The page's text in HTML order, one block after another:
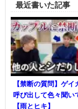
最近書いた記事
【禁断の質問】ゲイ
呼び出して色々聞い
【雨とヒキ】